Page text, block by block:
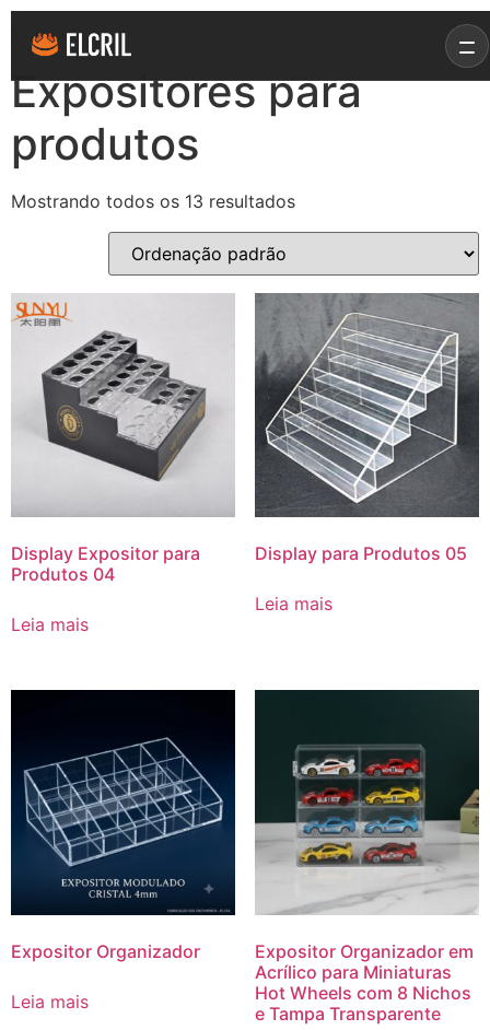
Início/ Expositores para produtos
Expositores para
produtos
Mostrando todos os 13 resultados
Display Expositor para
Produtos 04
Leia mais
Display para Produtos 05
Leia mais
Expositor Organizador
Leia mais
Expositor Organizador em
Acrílico para Miniaturas
Hot Wheels com 8 Nichos
e Tampa Transparente